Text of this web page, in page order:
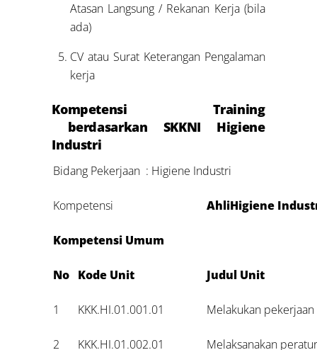
Atasan Langsung / Rekanan Kerja (bila
ada)
CV atau Surat Keterangan Pengalaman
kerja
Kompetensi Training
berdasarkan SKKNI Higiene
Industri
Bidang Pekerjaan : Higiene Industri
Kompetensi AhliHigiene
Kompetensi Umum
No Kode Unit Judul Unit
1 KKK.HI.01.001.01 Melakukan
2 KKK.HI.01.002.01 Melaksanakan